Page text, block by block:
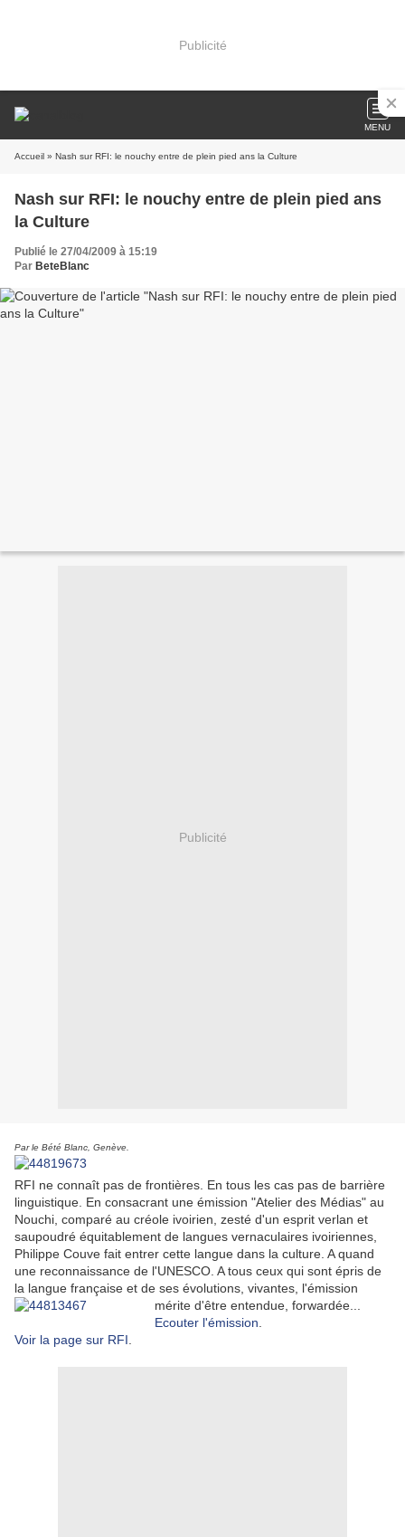
Publicité
MENU
Accueil » Nash sur RFI: le nouchy entre de plein pied ans la Culture
Nash sur RFI: le nouchy entre de plein pied ans
la Culture
Publié le 27/04/2009 à 15:19
Par BeteBlanc
Publicité
Par le Bété Blanc, Genève.
RFI ne connaît pas de frontières. En tous les cas pas de barrière
linguistique. En consacrant une émission "Atelier des Médias" au
Nouchi, comparé au créole ivoirien, zesté d'un esprit verlan et
saupoudré équitablement de langues vernaculaires ivoiriennes,
Philippe Couve fait entrer cette langue dans la culture. A quand
une reconnaissance de l'UNESCO. A tous ceux qui sont épris de
la langue française et de ses évolutions, vivantes, l'émission
mérite d'être entendue, forwardée...
Ecouter l'émission
Voir la page sur RFI